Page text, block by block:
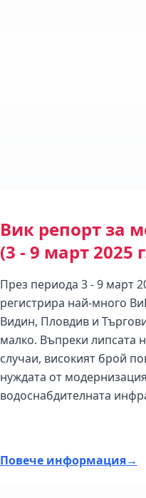
Вик репорт за
(3 - 9 март 2025
През периода 3 - 9 март
регистрира най-много
Видин, Пловдив и
малко. Въпреки липсата
случаи, високият брой
нуждата от
водоснабдителната
Повече информация→